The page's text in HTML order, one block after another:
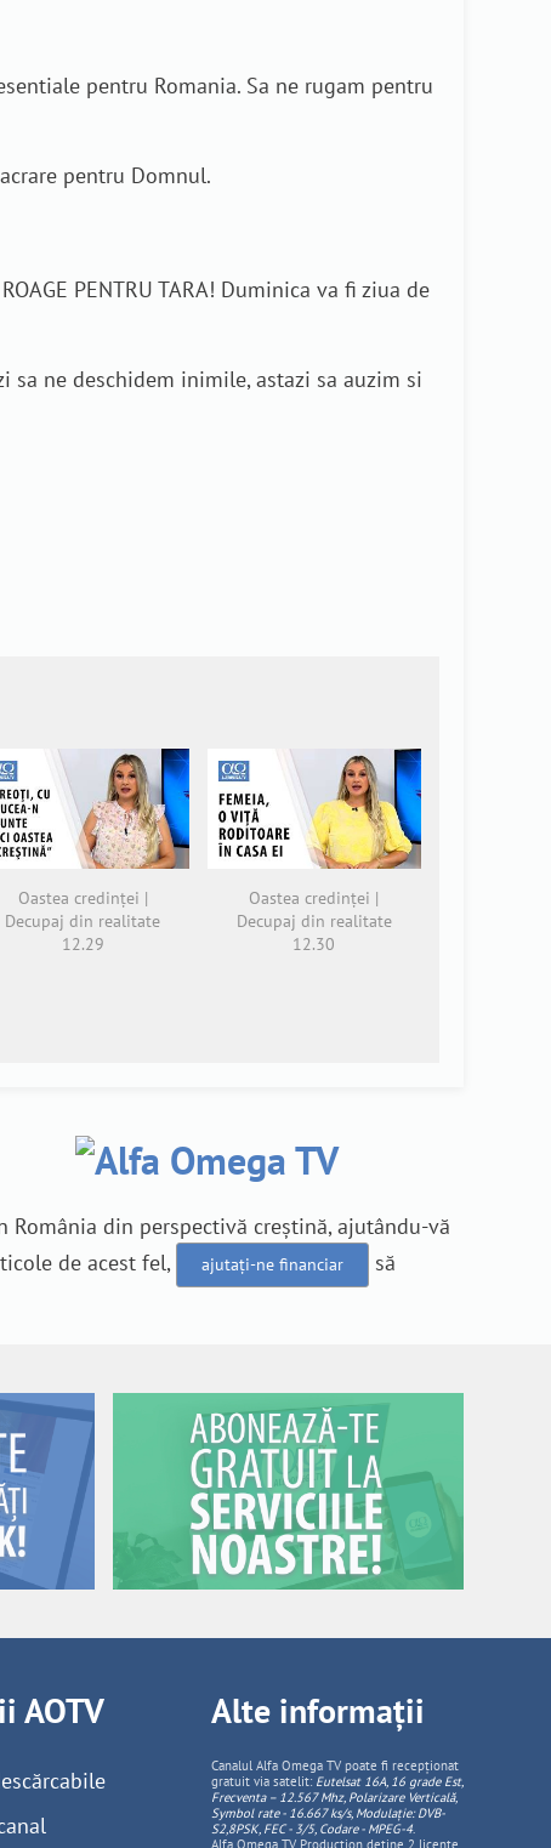
pentru Romania. Sa ne rugam pentru
pentru Domnul.
ROAGE PENTRU TARA! Duminica va fi ziua de
sa ne deschidem inimile, astazi sa auzim si
Oastea credinței |
Decupaj din realitate
12.29
Oastea credinței |
Decupaj din realitate
12.30
din perspectivă creștină, ajutându-vă
de acest fel,
ajutați-ne financiar
să
AOTV Alte informații
Canalul Alfa Omega TV poate fi recepționat
gratuit via satelit: Eutelsat 16A, 16 grade Est,
Frecventa – 12.567 Mhz, PolarizareVerticală,
Symbol rate - 16.667 ks/s, Modulație: DVB-
S2,8PSK, FEC - 3/5, Codare - MPEG-4.
Alfa Omega TV Production deține 2 licențe